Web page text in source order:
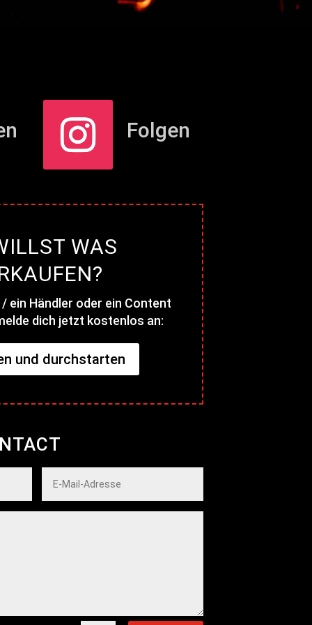
Folgen
WAS
/ ein Händler oder ein Content
dich jetzt kostenlos an:
und durchstarten